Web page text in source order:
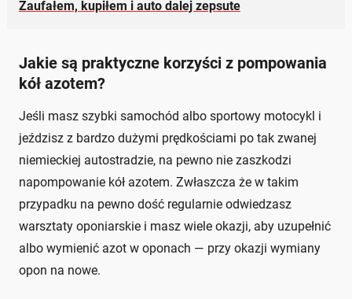
Zaufałem, kupiłem i auto dalej zepsute
Jakie są praktyczne korzyści z pompowania
kół azotem?
Jeśli masz szybki samochód albo sportowy motocykl i
jeździsz z bardzo dużymi prędkościami po tak zwanej
niemieckiej autostradzie, na pewno nie zaszkodzi
napompowanie kół azotem. Zwłaszcza że w takim
przypadku na pewno dość regularnie odwiedzasz
warsztaty oponiarskie i masz wiele okazji, aby uzupełnić
albo wymienić azot w oponach — przy okazji wymiany
opon na nowe.